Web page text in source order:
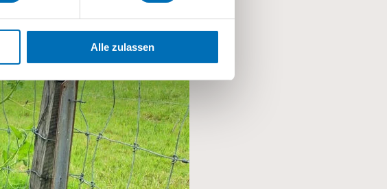
Alle zulassen